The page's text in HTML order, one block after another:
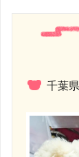
千葉